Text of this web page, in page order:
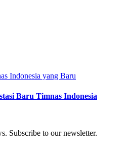
Baru Timnas Indonesia
Subscribe to our newsletter.